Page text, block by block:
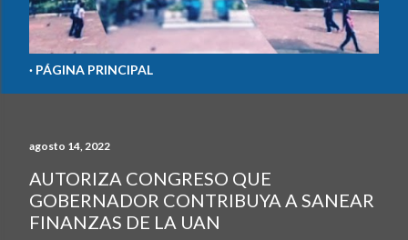
PÁGINA PRINCIPAL
agosto 14, 2022
AUTORIZA CONGRESO QUE
GOBERNADOR CONTRIBUYA A SANEAR
FINANZAS DE LA UAN